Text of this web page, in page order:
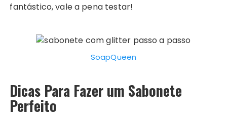
fantástico, vale a pena testar!
SoapQueen
Dicas Para Fazer um Sabonete
Perfeito